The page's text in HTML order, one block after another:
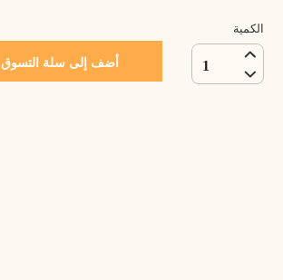
الكمية
1 أضف إلى سلة التسوق